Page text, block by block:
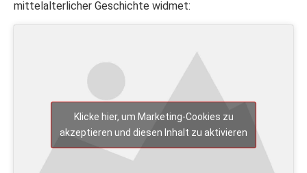
mittelalterlicher Geschichte widmet:
Klicke hier, um Marketing-Cookies zu
akzeptieren und diesen Inhalt zu aktivieren